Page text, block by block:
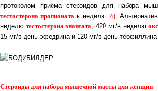
протоколом приёма стероидов для набора
тестостерона пропионата в неделю [6].
неделю тестостерона энантата, 420 мг/в не­де­лю
15 мг/в день эфедрина и 120 мг/в день тео­фил­ли­на
Стероиды для набора мышечной массы для женщин